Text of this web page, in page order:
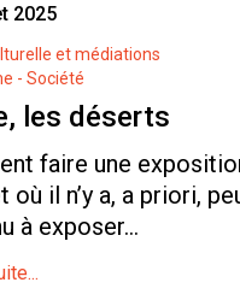
2025
et médiations
- Société
les déserts
faire une
où il n’y a, a priori,
à exposer...